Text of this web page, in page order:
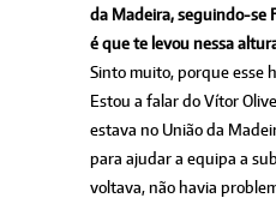
da Madeira, seguindo-se
é que te levou nessa
Sinto muito, porque esse
Estou a falar do Vítor
estava no União da
para ajudar a equipa a
voltava, não havia